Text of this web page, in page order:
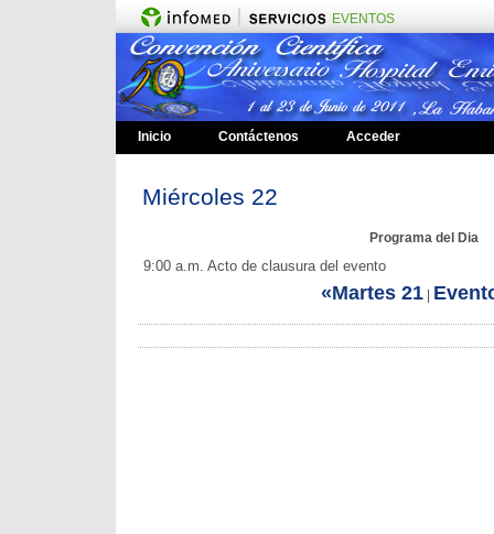
EVENTOS
Inicio Contáctenos Acceder
Miércoles 22
Programa del Dia
9:00 a.m. Acto de clausura del evento
«Martes 21